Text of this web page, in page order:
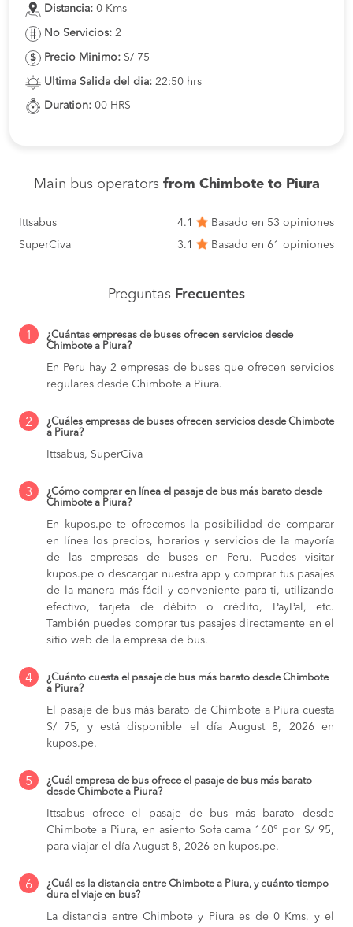
Distancia: 0 Kms
No Servicios: 2
Precio Minimo: S/ 75
Ultima Salida del dia: 22:50 hrs
Duration: 00 HRS
Main bus operators from Chimbote to Piura
Ittsabus 4.1
Basado en 53 opiniones
SuperCiva
3.1 Basado en 61 opiniones
Preguntas Frecuentes
1
¿Cuántas empresas de buses ofrecen servicios desde
Chimbote a Piura?
En Peru hay 2 empresas de buses que ofrecen servicios
regulares desde Chimbote a Piura.
2
¿Cuáles empresas de buses ofrecen servicios desde Chimbote
a Piura?
Ittsabus, SuperCiva
3
¿Cómo comprar en línea el pasaje de bus más barato desde
Chimbote a Piura?
En kupos.pe te ofrecemos la posibilidad de comparar
en línea los precios, horarios y servicios de la mayoría
de las empresas de buses en Peru. Puedes visitar
kupos.pe o descargar nuestra app y comprar tus pasajes
de la manera más fácil y conveniente para ti, utilizando
efectivo, tarjeta de débito o crédito, PayPal, etc.
También puedes comprar tus pasajes directamente en el
sitio web de la empresa de bus.
4
¿Cuánto cuesta el pasaje de bus más barato desde Chimbote
a Piura?
El pasaje de bus más barato de Chimbote a Piura cuesta
S/ 75, y está disponible el día August 8, 2026 en
kupos.pe.
5
¿Cuál empresa de bus ofrece el pasaje de bus más barato
desde Chimbote a Piura?
Ittsabus ofrece el pasaje de bus más barato desde
Chimbote a Piura, en asiento Sofa cama 160° por S/ 95,
para viajar el día August 8, 2026 en kupos.pe.
6
¿Cuál es la distancia entre Chimbote a Piura, y cuánto tiempo
dura el viaje en bus?
La distancia entre Chimbote y Piura es de 0 Kms, y el